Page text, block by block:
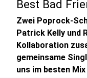
Best Bad
Zwei Poprock-
Patrick Kelly und
Kollaboration
gemeinsame
uns im besten Mix